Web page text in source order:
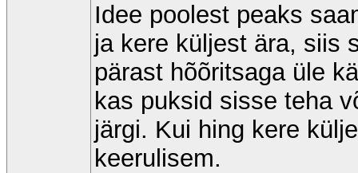
Idee poolest peaks
ja kere küljest ära, siis
pärast hõõritsaga üle
kas puksid sisse teha
järgi. Kui hing kere
keerulisem.